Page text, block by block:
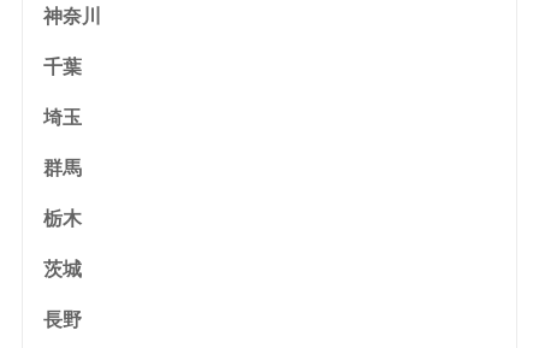
神奈川
千葉
埼玉
群馬
栃木
茨城
長野